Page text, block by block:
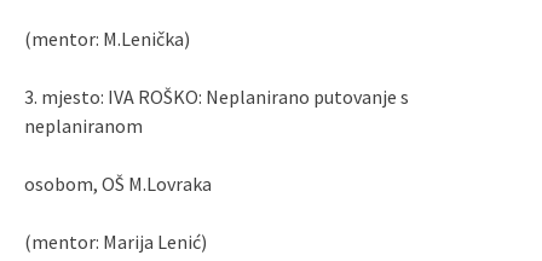
(mentor: M.Lenička)
3. mjesto: IVA ROŠKO: Neplanirano putovanje s
neplaniranom
osobom, OŠ M.Lovraka
(mentor: Marija Lenić)